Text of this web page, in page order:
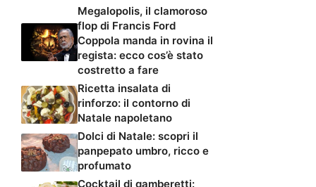
Megalopolis, il clamoroso
flop di Francis Ford
Coppola manda in rovina il
regista: ecco cos’è stato
costretto a fare
Ricetta insalata di
rinforzo: il contorno di
Natale napoletano
Dolci di Natale: scopri il
panpepato umbro, ricco e
profumato
Cocktail di gamberetti: